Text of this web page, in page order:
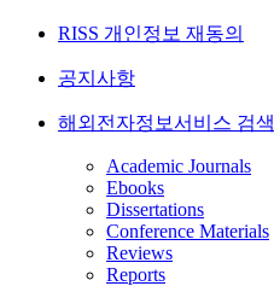
RISS 개인정보 재동의
공지사항
해외전자정보서비스 검색
Academic Journals
Ebooks
Dissertations
Conference Materials
Reviews
Reports